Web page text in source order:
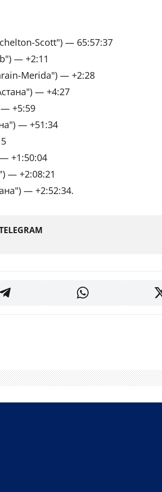
Scott") — 65:57:37
— +2:11
Merida") — +2:28
— +4:27
+5:59
— +51:34
+1:50:04
— +2:08:21
— +2:52:34.